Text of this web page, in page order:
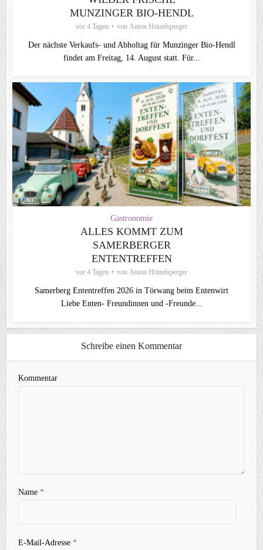
MUNZINGER BIO-HENDL
vor 4 Tagen von Anton Hötzelsperger
Der nächste Verkaufs- und Abholtag für Munzinger Bio-Hendl
findet am Freitag, 14. August statt. Für...
Gastronomie
ALLES KOMMT ZUM
SAMERBERGER
ENTENTREFFEN
vor 4 Tagen von Anton Hötzelsperger
Samerberg Ententreffen 2026 in Törwang beim Entenwirt
Liebe Enten- Freundinnen und -Freunde...
Schreibe einen Kommentar
Kommentar
Name*
E-Mail-Adresse*